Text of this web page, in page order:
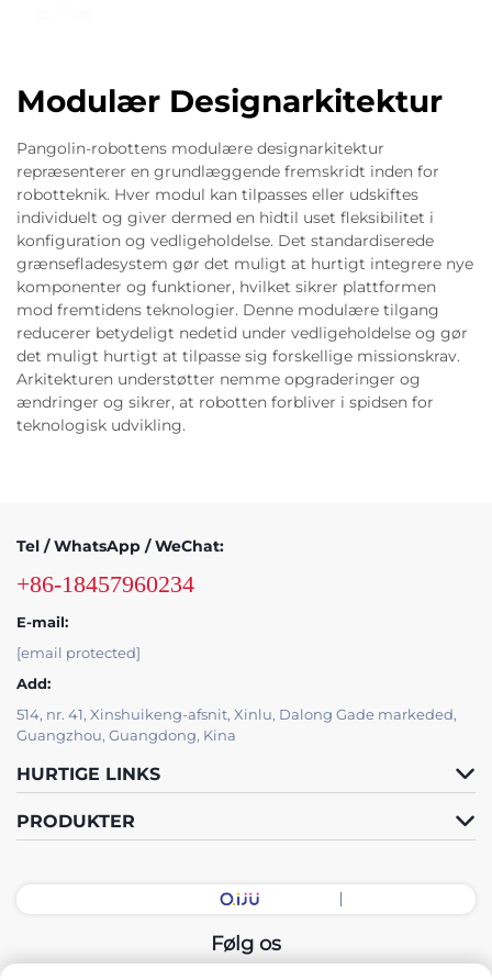
Modulær Designarkitektur
Pangolin-robottens modulære designarkitektur
repræsenterer en grundlæggende fremskridt inden for
robotteknik. Hver modul kan tilpasses eller udskiftes
individuelt og giver dermed en hidtil uset fleksibilitet i
konfiguration og vedligeholdelse. Det standardiserede
grænsefladesystem gør det muligt at hurtigt integrere nye
komponenter og funktioner, hvilket sikrer plattformen
mod fremtidens teknologier. Denne modulære tilgang
reducerer betydeligt nedetid under vedligeholdelse og gør
det muligt hurtigt at tilpasse sig forskellige missionskrav.
Arkitekturen understøtter nemme opgraderinger og
ændringer og sikrer, at robotten forbliver i spidsen for
teknologisk udvikling.
Tel / WhatsApp / WeChat:
+86-18457960234
E-mail:
[email protected]
Add:
514, nr. 41, Xinshuikeng-afsnit, Xinlu, Dalong Gade markeded,
Guangzhou, Guangdong, Kina
HURTIGE LINKS
PRODUKTER
Følg os